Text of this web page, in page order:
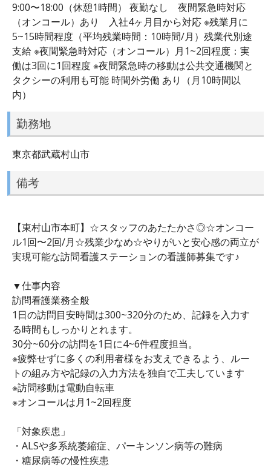
9:00〜18:00（休憩1時間） 夜勤なし 夜間緊急時対応
（オンコール）あり 入社4ヶ月目から対応 ※残業月に
5~15時間程度（平均残業時間：10時間/月）残業代別途
支給 ※夜間緊急時対応（オンコール）月1~2回程度：実
働は3回に1回程度 ※夜間緊急時の移動は公共交通機関と
タクシーの利用も可能 時間外労働 あり（月10時間以
内）
勤務地
東京都武蔵村山市
備考
【東村山市本町】☆スタッフのあたたかさ◎☆オンコー
ル1回〜2回/月☆残業少なめ☆やりがいと安心感の両立が
実現可能な訪問看護ステーションの看護師募集です♪
▼仕事内容
訪問看護業務全般
1日の訪問目安時間は300~320分のため、記録を入力す
る時間もしっかりとれます。
30分~60分の訪問を1日に4~6件程度担当。
※疲弊せずに多くの利用者様をお支えできるよう、ルー
トの組み方や記録の入力方法を独自で工夫しています
※訪問移動は電動自転車
※オンコールは月1~2回程度
「対象疾患」
・ALSや多系統萎縮症、パーキンソン病等の難病
・糖尿病等の慢性疾患